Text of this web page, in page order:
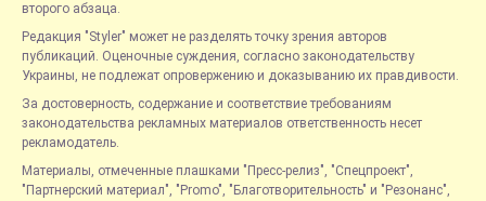
второго абзаца.
Редакция "Styler" может не разделять точку зрения авторов
публикаций. Оценочные суждения, согласно законодательству
Украины, не подлежат опровержению и доказыванию их правдивости.
За достоверность, содержание и соответствие требованиям
законодательства рекламных материалов ответственность несет
рекламодатель.
Материалы, отмеченные плашками "Пресс-релиз", "Спецпроект",
"Партнерский материал", "Promo", "Благотворительность" и "Резонанс",